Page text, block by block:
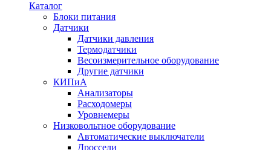
Каталог
Блоки питания
Датчики
Датчики давления
Термодатчики
Весоизмерительное оборудование
Другие датчики
КИПиА
Анализаторы
Расходомеры
Уровнемеры
Низковольтное оборудование
Автоматические выключатели
Дроссели